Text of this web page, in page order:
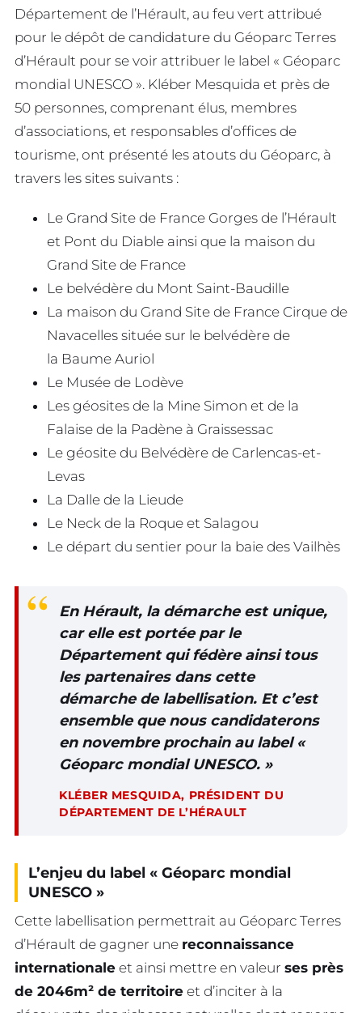
Département de l’Hérault, au feu vert attribué
pour le dépôt de candidature du Géoparc Terres
d’Hérault pour se voir attribuer le label « Géoparc
mondial UNESCO ». Kléber Mesquida et près de
50 personnes, comprenant élus, membres
d’associations, et responsables d’offices de
tourisme, ont présenté les atouts du Géoparc, à
travers les sites suivants :
Le Grand Site de France Gorges de l’Hérault
et Pont du Diable ainsi que la maison du
Grand Site de France
Le belvédère du Mont Saint-Baudille
La maison du Grand Site de France Cirque de
Navacelles située sur le belvédère de
la Baume Auriol
Le Musée de Lodève
Les géosites de la Mine Simon et de la
Falaise de la Padène à Graissessac
Le géosite du Belvédère de Carlencas-et-
Levas
La Dalle de la Lieude
Le Neck de la Roque et Salagou
Le départ du sentier pour la baie des Vailhès
En Hérault, la démarche est unique,
car elle est portée par le
Département qui fédère ainsi tous
les partenaires dans cette
démarche de labellisation. Et c’est
ensemble que nous candidaterons
en novembre prochain au label «
Géoparc mondial UNESCO. »
KLÉBER MESQUIDA, PRÉSIDENT DU
DÉPARTEMENT DE L’HÉRAULT
L’enjeu du label « Géoparc mondial
UNESCO »
Cette labellisation permettrait au Géoparc Terres
d’Hérault de gagner une reconnaissance
internationale et ainsi mettre en valeur ses près
de 2046m² de territoire et d’inciter à la